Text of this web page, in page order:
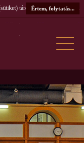
tároljunk számítógépén. A
Értem, folytatás...